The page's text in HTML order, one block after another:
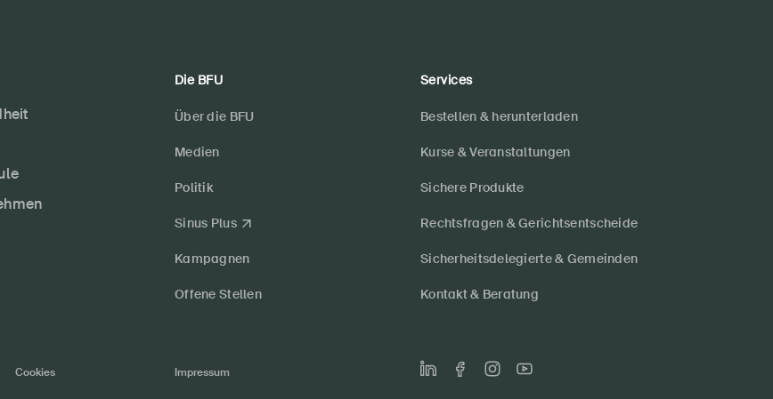
Die BFU
Über die BFU
Medien
Politik
Sinus Plus
Kampagnen
Offene Stellen
Services
Bestellen & herunterladen
Kurse & Veranstaltungen
Sichere Produkte
Rechtsfragen & Gerichtsentscheide
Sicherheitsdelegierte & Gemeinden
Kontakt & Beratung
Cookies Impressum